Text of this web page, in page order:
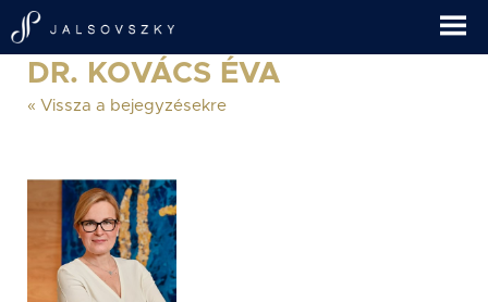
DR. KOVÁCS ÉVA
« Vissza a bejegyzésekre